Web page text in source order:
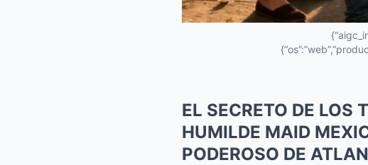
EL SECRETO DE LOS
HUMILDE MAID
PODEROSO DE